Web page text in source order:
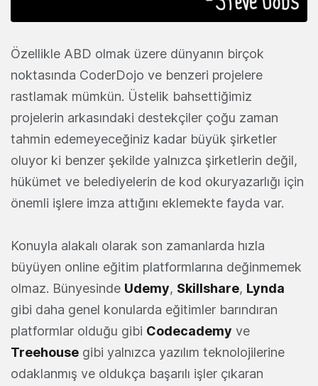
Özellikle ABD olmak üzere dünyanın birçok
noktasında CoderDojo ve benzeri projelere
rastlamak mümkün. Üstelik bahsettiğimiz
projelerin arkasındaki destekçiler çoğu zaman
tahmin edemeyeceğiniz kadar büyük şirketler
oluyor ki benzer şekilde yalnızca şirketlerin değil,
hükümet ve belediyelerin de kod okuryazarlığı için
önemli işlere imza attığını eklemekte fayda var.
Konuyla alakalı olarak son zamanlarda hızla
büyüyen online eğitim platformlarına değinmemek
olmaz. Bünyesinde Udemy, Skillshare, Lynda
gibi daha genel konularda eğitimler barındıran
platformlar olduğu gibi Codecademy ve
Treehouse gibi yalnızca yazılım teknolojilerine
odaklanmış ve oldukça başarılı işler çıkaran